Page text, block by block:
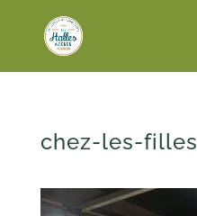
chez-les-filles